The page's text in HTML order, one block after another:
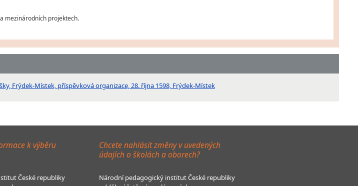
mezinárodních projektech.
Frýdek-Místek, příspěvková organizace, 28. října 1598, Frýdek-Místek
k výběru
České republiky
Chcete nahlásit změny v uvedených
údajích o školách a oborech?
Národní pedagogický institut České republiky